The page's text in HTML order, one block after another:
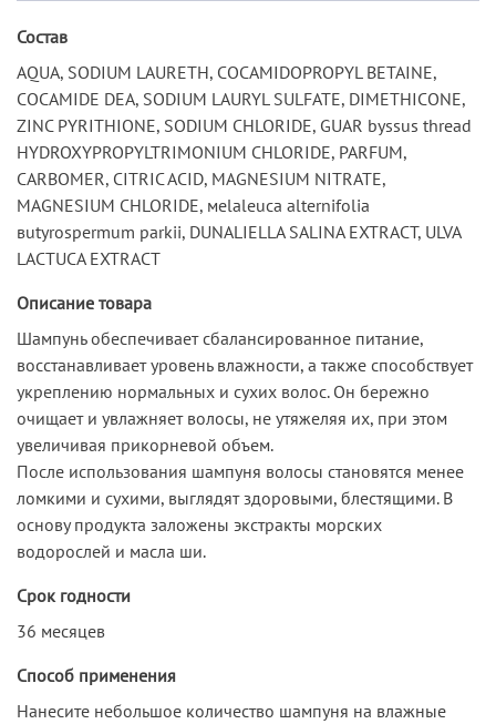
Состав
AQUA, SODIUM LAURETH, COCAMIDOPROPYL BETAINE,
COCAMIDE DEA, SODIUM LAURYL SULFATE, DIMETHICONE,
ZINC PYRITHIONE, SODIUM CHLORIDE, GUAR byssus thread
HYDROXYPROPYLTRIMONIUM CHLORIDE, PARFUM,
CARBOMER, CITRIC ACID, MAGNESIUM NITRATE,
MAGNESIUM CHLORIDE, мelaleuca alternifolia
вutyrospermum parkii, DUNALIELLA SALINA EXTRACT, ULVA
LACTUCA EXTRACT
Описание товара
Шампунь обеспечивает сбалансированное питание,
восстанавливает уровень влажности, а также способствует
укреплению нормальных и сухих волос. Он бережно
очищает и увлажняет волосы, не утяжеляя их, при этом
увеличивая прикорневой объем.
После использования шампуня волосы становятся менее
ломкими и сухими, выглядят здоровыми, блестящими. В
основу продукта заложены экстракты морских
водорослей и масла ши.
Срок годности
36 месяцев
Способ применения
Нанесите небольшое количество шампуня на влажные